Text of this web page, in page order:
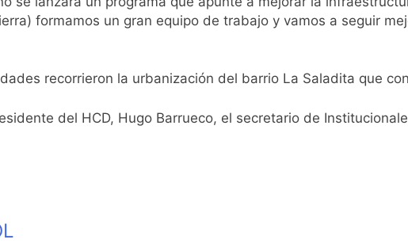
Arizaga confirmó que tuvo un «brote psicótico» por consumo con
de Quilmes celebra la fiesta de San Cayetano
de Quilmes limpió sumideros y desagües en medio de las
formamos un gran equipo de trabajo y vamos a seguir
recorrieron la urbanización del barrio La Saladita que
del HCD, Hugo Barrueco, el secretario de